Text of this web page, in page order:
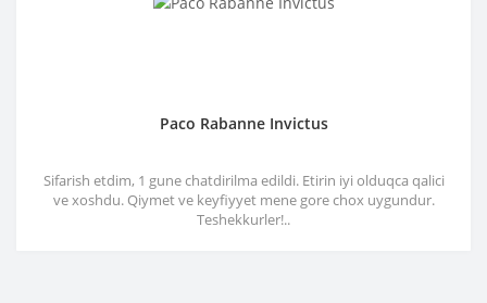
Paco Rabanne Invictus
Sifarish etdim, 1 gune chatdirilma edildi. Etirin iyi olduqca qalici
ve xoshdu. Qiymet ve keyfiyyet mene gore chox uygundur.
Teshekkurler!..